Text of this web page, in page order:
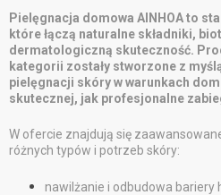
Pielęgnacja domowa AINHOA to
które łączą naturalne składniki,
dermatologiczną skuteczność.
kategorii zostały stworzone z
pielęgnacji skóry w warunkach
skutecznej, jak profesjonalne
W ofercie znajdują się
różnych typów i potrzeb skóry:
nawilżanie i odbudowa bariery